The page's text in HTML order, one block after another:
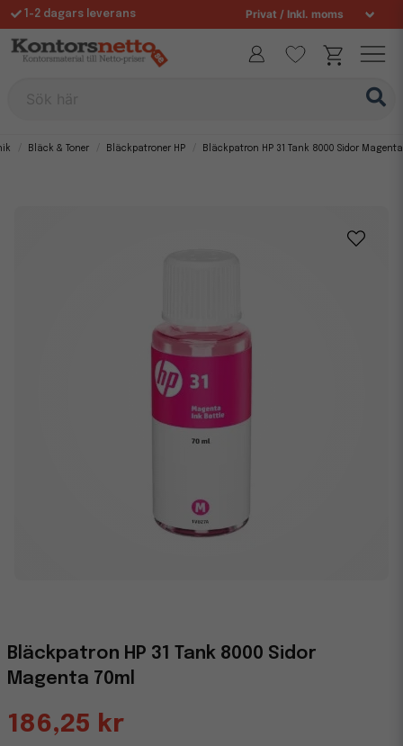
1-2 dagars leverans
Fri frakt över 995 kr
Bläck & Toner Bläckpatroner HP Bläckpatron HP 31 Tank 8000 Sidor
Bläckpatron HP 31 Tank 8000 Sidor
Magenta 70ml
186,25 kr